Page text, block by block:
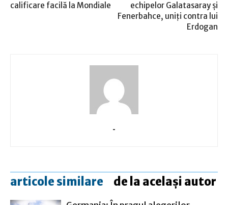
calificare facilă la Mondiale
echipelor Galatasaray şi
Fenerbahce, uniţi contra lui
Erdogan
-
articole similare de la același autor